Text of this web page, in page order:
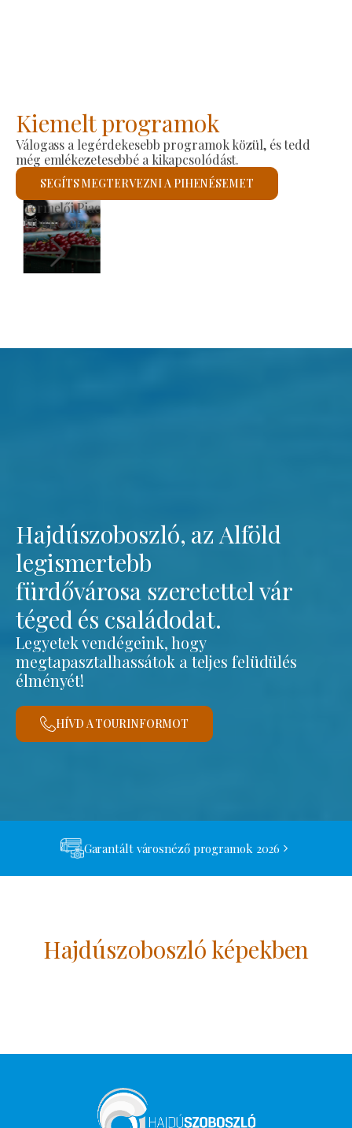
Kiemelt programok
Válogass a legérdekesebb programok közül, és tedd
még emlékezetesebbé a kikapcsolódást.
SEGÍTS MEGTERVEZNI A PIHENÉSEMET
Szent László Római Katolikus Templom
Megnézem
Hajdúszoboszló, az Alföld
legismertebb
fürdővárosa szeretettel vár
téged és családodat.
Legyetek vendégeink, hogy
megtapasztalhassátok a teljes felüdülés
élményét!
HÍVD A TOURINFORMOT
Garantált városnéző programok 2026
Hajdúszoboszló képekben